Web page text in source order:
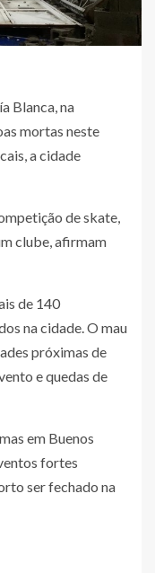
Blanca, na
mortas neste
a cidade
de skate,
clube, afirmam
de 140
na cidade. O mau
próximas de
e quedas de
em Buenos
fortes
ser fechado na